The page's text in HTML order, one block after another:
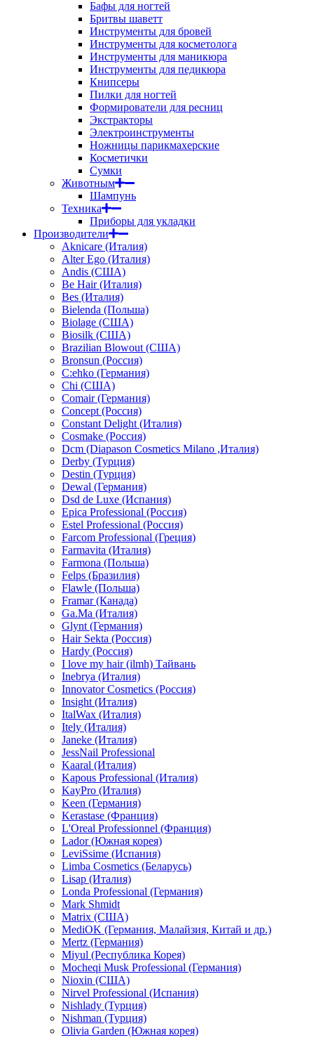
Бафы для ногтей
Бритвы шаветт
Инструменты для бровей
Инструменты для косметолога
Инструменты для маникюра
Инструменты для педикюра
Книпсеры
Пилки для ногтей
Формирователи для ресниц
Экстракторы
Электроинструменты
Ножницы парикмахерские
Косметички
Сумки
Животным
Шампунь
Техника
Приборы для укладки
Производители
Aknicare (Италия)
Alter Ego (Италия)
Andis (США)
Be Hair (Италия)
Bes (Италия)
Bielenda (Польша)
Biolage (США)
Biosilk (США)
Brazilian Blowout (США)
Bronsun (Россия)
C:ehko (Германия)
Chi (США)
Comair (Германия)
Concept (Россия)
Constant Delight (Италия)
Cosmake (Россия)
Dcm (Diapason Cosmetics Milano ,Италия)
Derby (Турция)
Destin (Турция)
Dewal (Германия)
Dsd de Luxe (Испания)
Epica Professional (Россия)
Estel Professional (Россия)
Farcom Professional (Греция)
Farmavita (Италия)
Farmona (Польша)
Felps (Бразилия)
Flawle (Польша)
Framar (Канада)
Ga.Ma (Италия)
Glynt (Германия)
Hair Sekta (Россия)
Hardy (Россия)
I love my hair (ilmh) Тайвань
Inebrya (Италия)
Innovator Cosmetics (Россия)
Insight (Италия)
ItalWax (Италия)
Itely (Италия)
Janeke (Италия)
JessNail Professional
Kaaral (Италия)
Kapous Professional (Италия)
KayPro (Италия)
Keen (Германия)
Kerastase (Франция)
L'Oreal Professionnel (Франция)
Lador (Южная корея)
LeviSsime (Испания)
Limba Cosmetics (Беларусь)
Lisap (Италия)
Londa Professional (Германия)
Mark Shmidt
Matrix (США)
MediOK (Германия, Малайзия, Китай и др.)
Mertz (Германия)
Miyul (Республика Корея)
Mocheqi Musk Professional (Германия)
Nioxin (США)
Nirvel Professional (Испания)
Nishlady (Турция)
Nishman (Турция)
Olivia Garden (Южная корея)